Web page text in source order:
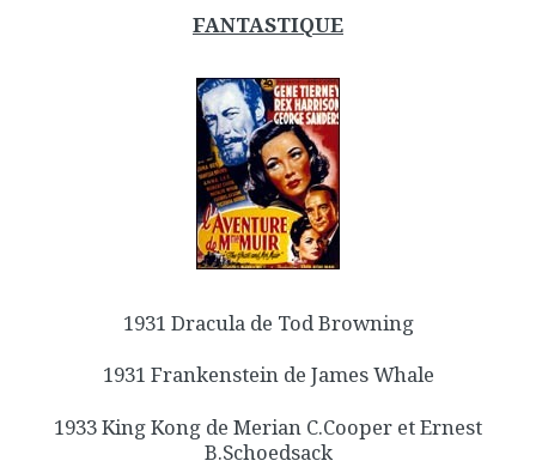
FANTASTIQUE
1931 Dracula de Tod Browning
1931 Frankenstein de James Whale
1933 King Kong de Merian C.Cooper et Ernest
B.Schoedsack